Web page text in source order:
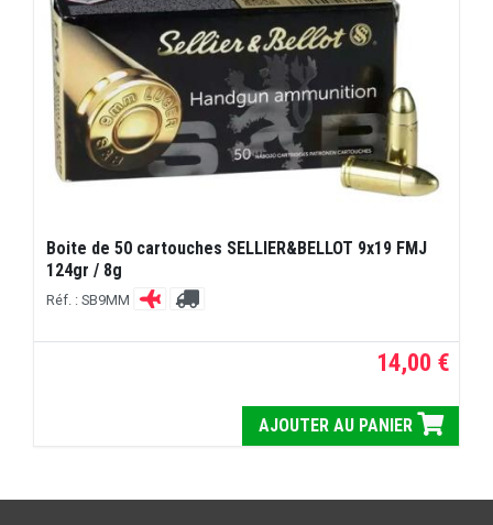
Boite de 50 cartouches SELLIER&BELLOT 9x19 FMJ
124gr / 8g
Réf. : SB9MM
14,00 €
AJOUTER AU PANIER